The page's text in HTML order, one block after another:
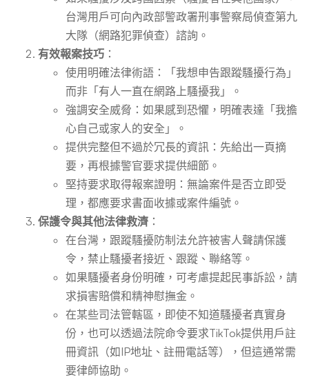
台灣用戶可向內政部警政署刑事警察局偵查第九
大隊（網路犯罪偵查）諮詢。
有效報案技巧 ：
使用明確法律術語：「我想申告跟蹤騷擾行為」
而非「有人一直在網路上騷擾我」。
強調安全威脅：如果感到恐懼，明確表達「我擔
心自己或家人的安全」。
提供完整但不過於冗長的資訊：先給出一頁摘
要，再根據警官要求提供細節。
堅持要求取得報案證明：無論案件是否立即受
理，都應要求書面收據或案件編號。
保護令與其他法律救濟 ：
在台灣，跟蹤騷擾防制法允許被害人聲請保護
令，禁止騷擾者接近、跟蹤、聯絡等。
如果騷擾者身份明確，可考慮提起民事訴訟，請
求損害賠償和精神慰撫金。
在某些司法管轄區，即使不知道騷擾者真實身
份，也可以透過法院命令要求TikTok提供用戶註
冊資訊（如IP地址、註冊電話等），但這通常需
要律師協助。